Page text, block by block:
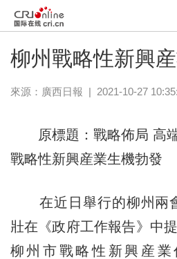
柳州戰略性新興
來源： 廣西日報 | 2021-10-27
原標題：戰略佈局 高端
戰略性新興産業生機勃發
在近日舉行的柳州兩
壯在《政府工作報告》中
柳州市戰略性新興産業